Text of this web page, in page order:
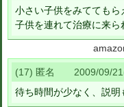
小さい子供をみててもら
子供を連れて治療に来ら
(17) 匿名 2009/09/
待ち時間が少なく、説明